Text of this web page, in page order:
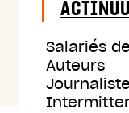
Salariés
Auteurs